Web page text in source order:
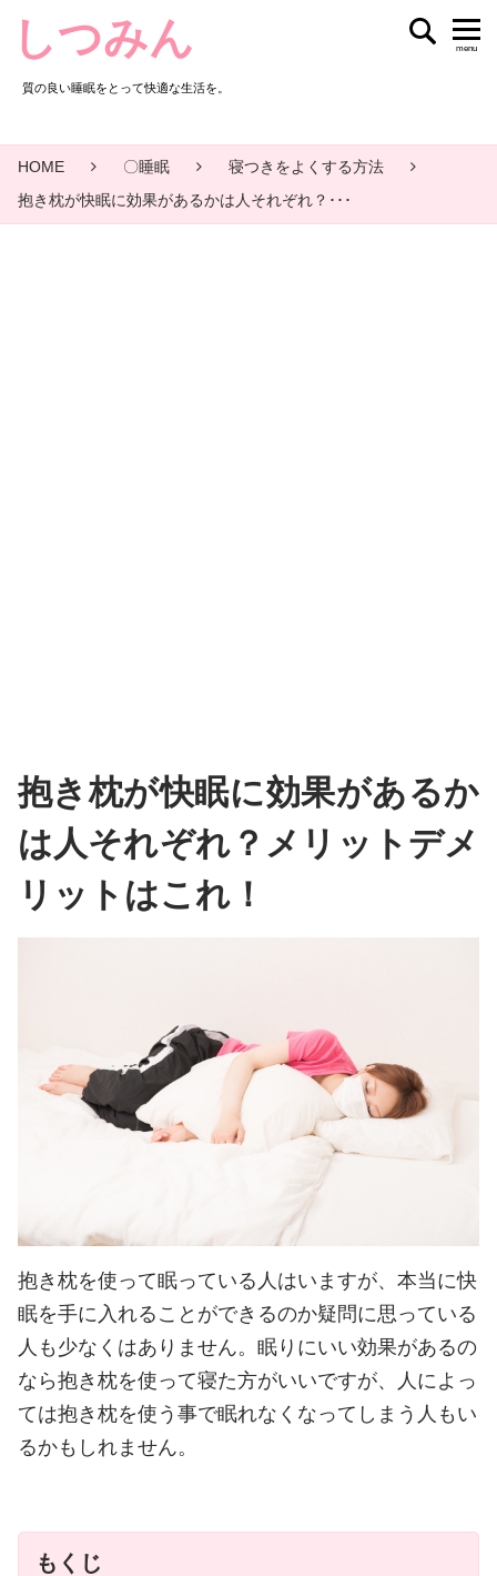
しつみん
質の良い睡眠をとって快適な生活を。
menu
HOME 〇睡眠
寝つきをよくする方法
抱き枕が快眠に効果があるかは人それぞれ？･･･
抱き枕が快眠に効果があるか
は人それぞれ？メリットデメ
リットはこれ！
抱き枕を使って眠っている人はいますが、本当に快
眠を手に入れることができるのか疑問に思っている
人も少なくはありません。 眠りにいい効果があるの
なら抱き枕を使って寝た方がいいですが、人によっ
ては抱き枕を使う事で眠れなくなってしまう人もい
るかもしれません。
もくじ